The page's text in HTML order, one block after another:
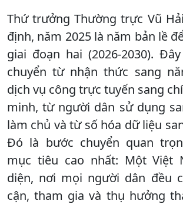
Thứ trưởng Thường trực Vũ
định, năm 2025 là năm bản lề
giai đoạn hai (2026-2030).
chuyển từ nhận thức sang
dịch vụ công trực tuyến sang
minh, từ người dân sử dụng
làm chủ và từ số hóa dữ liệu
Đó là bước chuyển quan
mục tiêu cao nhất: Một Việt
diện, nơi mọi người dân đều
cận, tham gia và thụ hưởng